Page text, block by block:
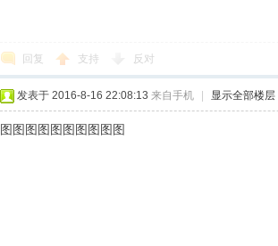
回复 支持 反对
发表于 2016-8-16 22:08:13 来自手机 显示全部楼层
图图图图图图图图图图